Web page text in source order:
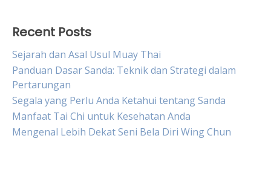
Recent Posts
Sejarah dan Asal Usul Muay Thai
Panduan Dasar Sanda: Teknik dan Strategi dalam
Pertarungan
Segala yang Perlu Anda Ketahui tentang Sanda
Manfaat Tai Chi untuk Kesehatan Anda
Mengenal Lebih Dekat Seni Bela Diri Wing Chun